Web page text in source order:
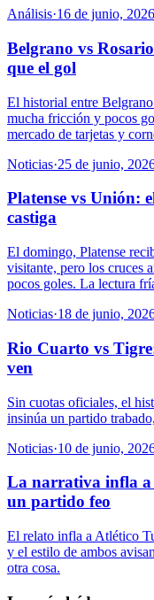
Análisis·16 de junio, 2026
Belgrano vs
que el gol
El historial entre
mucha fricción y pocos
mercado de tarjetas y
Noticias·25 de junio,
Platense vs Unión:
castiga
El domingo, Platense
visitante, pero los cruces
pocos goles. La lectura
Noticias·18 de junio,
Rio Cuarto vs
ven
Sin cuotas oficiales, el
insinúa un partido
Noticias·10 de junio,
La narrativa infla a
un partido feo
El relato infla a Atlético
y el estilo de ambos
otra cosa.